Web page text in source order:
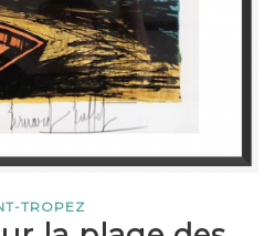
TROPEZ